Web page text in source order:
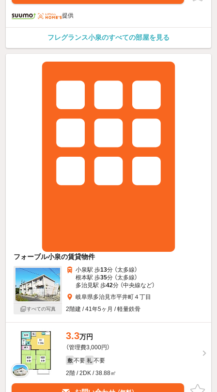
提供
フレグランス小泉のすべての部屋を見る
フォーブル小泉の賃貸物件
すべての写真
小泉駅 歩13分 （太多線）
根本駅 歩35分 （太多線）
多治見駅 歩42分 （中央線など）
岐阜県多治見市平井町４丁目
2階建 / 41年5ヶ月 / 軽量鉄骨
3.3万円
（管理費3,000円）
敷 不要 礼 不要
2階 / 2DK / 38.88㎡